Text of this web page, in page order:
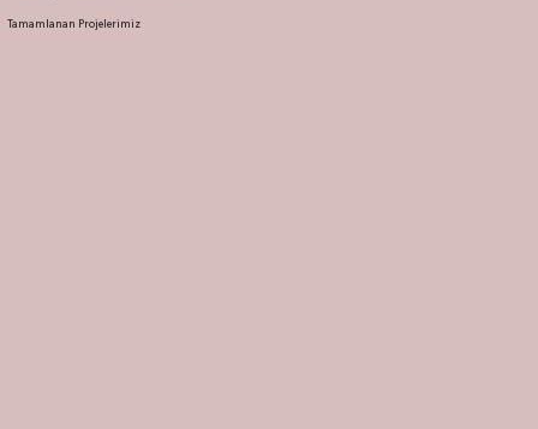
Tamamlanan Projelerimiz